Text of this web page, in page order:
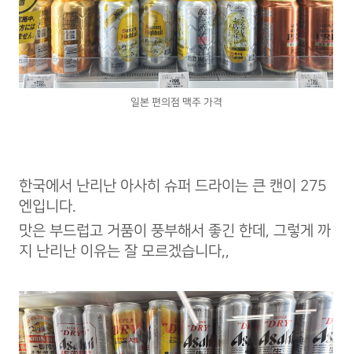
일본 편의점 맥주 가격
한국에서 난리난 아사히 슈퍼 드라이는 큰 캔이 275
엔입니다.
맛은 부드럽고 거품이 풍부해서 좋긴 한데, 그렇게 까
지 난리난 이유는 잘 모르겠습니다,,